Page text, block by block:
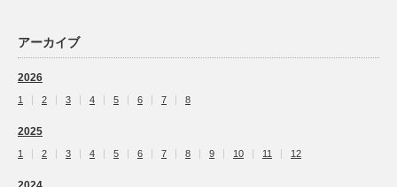
アーカイブ
2026
1 2 3 4 5 6 7 8
2025
1 2 3 4 5 6 7 8 9 10 11 12